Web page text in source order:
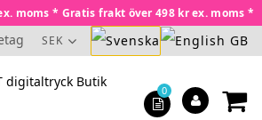
moms * Gratis frakt över 498 kr ex. moms *
SEK
0